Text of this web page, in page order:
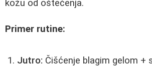
kožu od oštećenja.
Primer rutine:
Jutro: Čišćenje blagim gelom +